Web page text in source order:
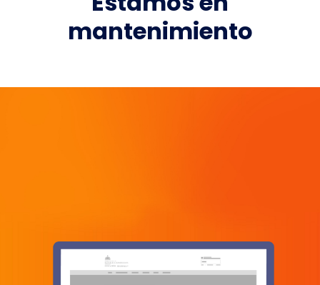
mantenimiento